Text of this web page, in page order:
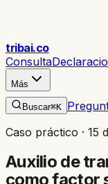
tribai.co
Consulta
Más
Buscar⌘K
Caso práctico · 15
Auxilio de
como factor